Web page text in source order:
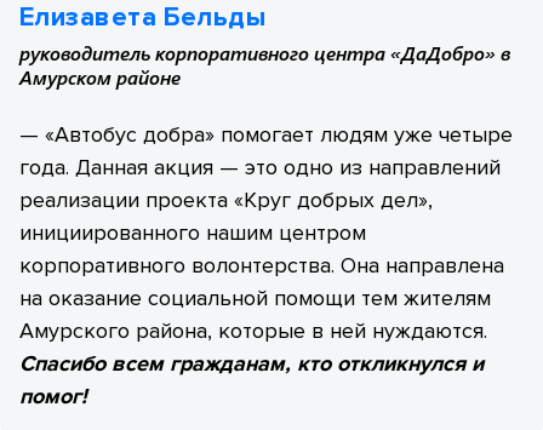
Елизавета Бельды
руководитель корпоративного центра «ДаДобро» в
Амурском районе
— «Автобус добра» помогает людям уже четыре
года. Данная акция — это одно из направлений
реализации проекта «Круг добрых дел»,
инициированного нашим центром
корпоративного волонтерства. Она направлена
на оказание социальной помощи тем жителям
Амурского района, которые в ней нуждаются.
Спасибо всем гражданам, кто откликнулся и
помог!